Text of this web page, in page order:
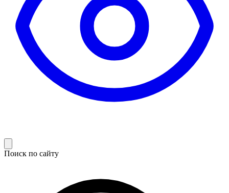
Поиск по сайту